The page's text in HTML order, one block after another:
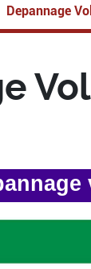
Depannage